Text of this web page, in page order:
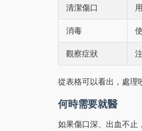
清潔傷口
消毒
觀察症狀
從表格可以看出，處理
何時需要就醫
如果傷口深、出血不止